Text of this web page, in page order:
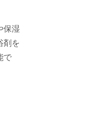
保湿
剤を
で